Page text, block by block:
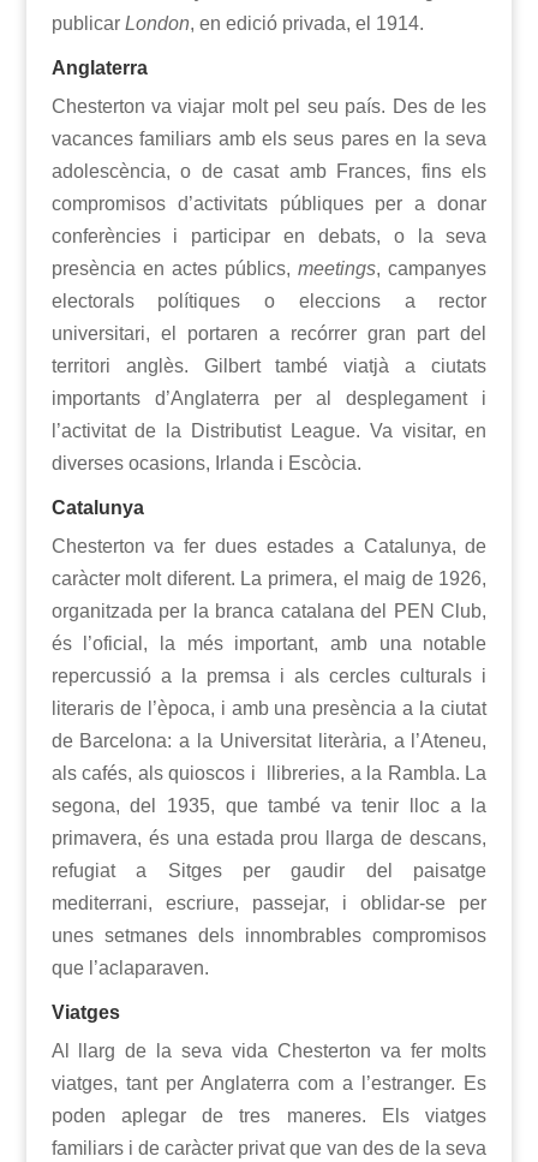
publicar London, en edició privada, el 1914.
Anglaterra
Chesterton va viajar molt pel seu país. Des de les
vacances familiars amb els seus pares en la seva
adolescència, o de casat amb Frances, fins els
compromisos d’activitats públiques per a donar
conferències i participar en debats, o la seva
presència en actes públics,meetings, campanyes
electorals polítiques o eleccions a rector
universitari, el portaren a recórrer gran part del
territori anglès. Gilbert també viatjà a ciutats
importants d’Anglaterra per al desplegament i
l’activitat de la Distributist League. Va visitar, en
diverses ocasions, Irlanda i Escòcia.
Catalunya
Chesterton va fer dues estades a Catalunya, de
caràcter molt diferent. La primera, el maig de 1926,
organitzada per la branca catalana del PEN Club,
és l’oficial, la més important, amb una notable
repercussió a la premsa i als cercles culturals i
literaris de l’època, i amb una presència a la ciutat
de Barcelona: a la Universitat literària, a l’Ateneu,
als cafés, als quioscos i llibreries, a la Rambla. La
segona, del 1935, que també va tenir lloc a la
primavera, és una estada prou llarga de descans,
refugiat a Sitges per gaudir del paisatge
mediterrani, escriure, passejar, i oblidar-se per
unes setmanes dels innombrables compromisos
que l’aclaparaven.
Viatges
Al llarg de la seva vida Chesterton va fer molts
viatges, tant per Anglaterra com a l’estranger. Es
poden aplegar de tres maneres. Els viatges
familiars i de caràcter privat que van des de la seva